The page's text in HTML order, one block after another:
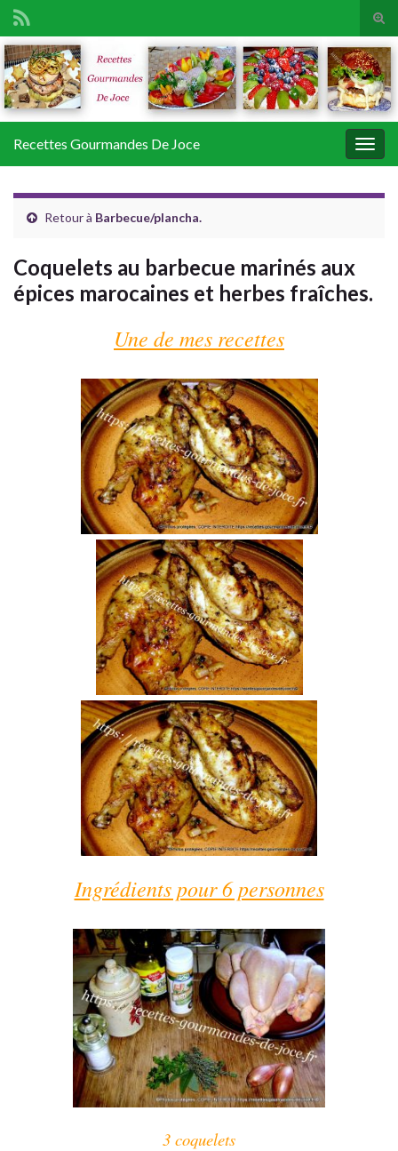
Search for:
Recettes Gourmandes De Joce
Retour à Barbecue/plancha.
Coquelets au barbecue marinés aux
épices marocaines et herbes fraîches.
Une de mes recettes
Ingrédients pour 6 personnes
3 coquelets